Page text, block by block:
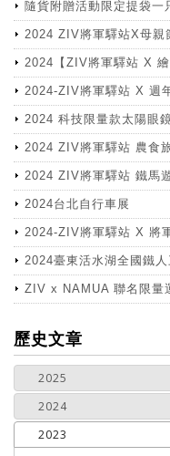
隨貨附贈活動限定提袋一
2024 ZIV將軍驛站X母親
2024【ZIV將軍驛站 X 繪
2024-ZIV將軍驛站 X 週
2024 科技限量款太陽眼鏡
2024 ZIV將軍驛站 農食
2024 ZIV將軍驛站 鐵馬
2024台北自行車展
2024-ZIV將軍驛站 X 將
2024臺東活水湖全國鐵
ZIV x NAMUA 聯名限量
more
歷史文章
2025
2024
2023